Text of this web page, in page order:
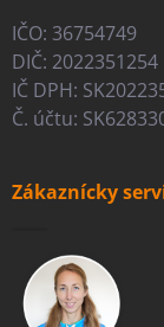
IČO: 36754749
DIČ: 2022351254
IČ DPH:
Č. účtu:
Zákaznícky